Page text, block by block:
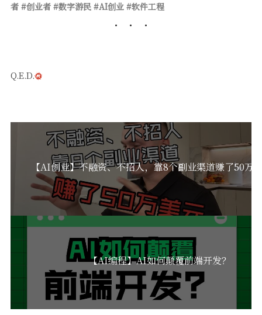
者 #创业者 #数字游民 #AI创业 #软件工程
Q.E.D.
【AI创业】不融资、不招人，靠8个副业渠道赚了50万
【AI编程】AI如何颠覆前端开发？